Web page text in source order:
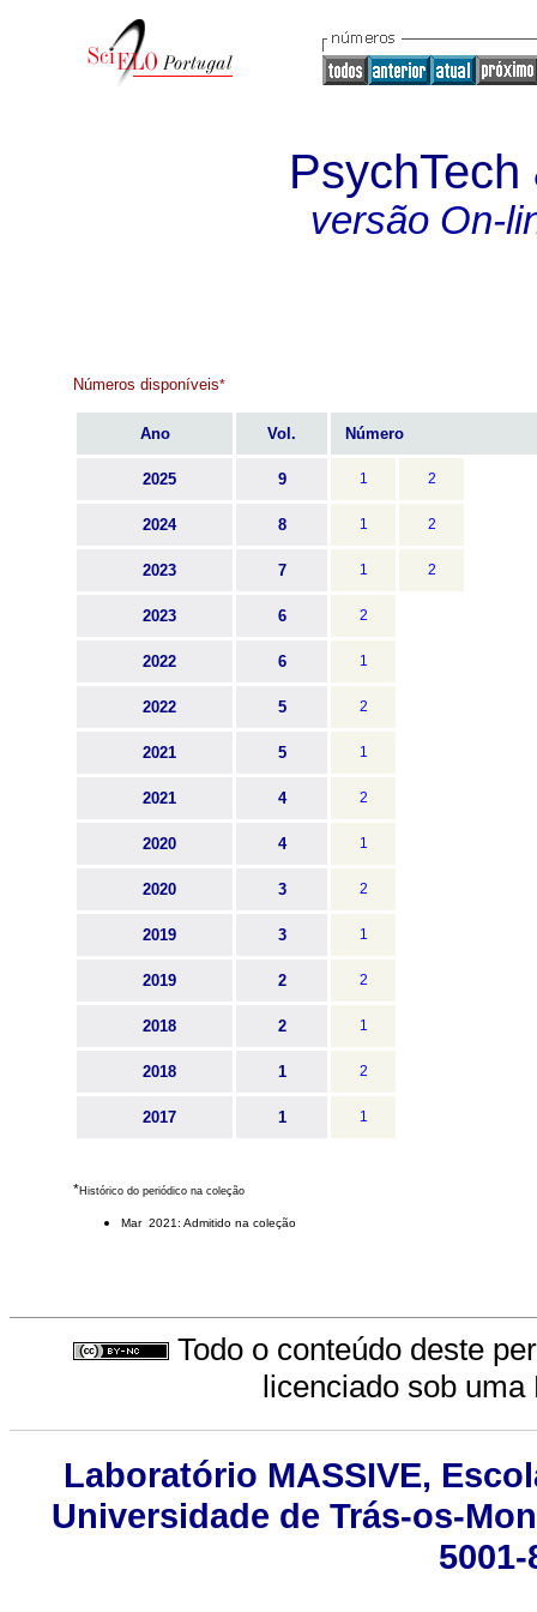
versão On-
Números disponíveis*
Ano Vol. Número
2025 9 1 2
2024 8 1 2
2023 7 1 2
2023 6 2
2022 6 1
2022 5 2
2021 5 1
2021 4 2
2020 4 1
2020 3 2
2019 3 1
2019 2 2
2018 2 1
2018 1 2
2017 1 1
*Histórico do periódico na coleção
Mar 2021: Admitido na coleção
Todo o conteúdo deste
licenciado sob uma
Laboratório MASSIVE,
Universidade de Trás-os-